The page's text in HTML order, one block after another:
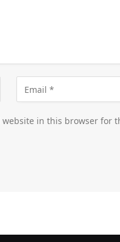
website in this browser for